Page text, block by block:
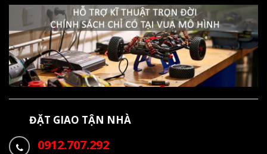
ĐẶT GIAO TẬN NHÀ
0912.707.292